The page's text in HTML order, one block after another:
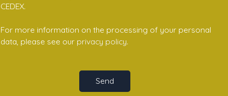
CEDEX.
For more information on the processing of your personal
data, please see our privacy policy.
Send